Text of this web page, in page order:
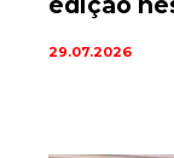
29.07.2026